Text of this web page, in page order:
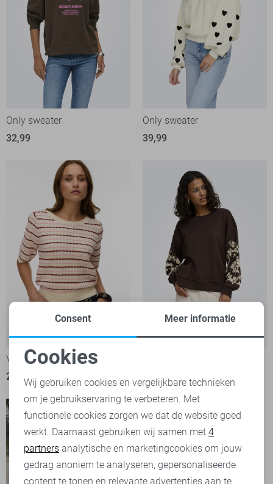
Only sweater
32,99
Only sweater
39,99
Vero Moda Trui
29,99
34,99
Noodzakelijke cookies
Personalisatie cookies
Analytische cookies
Marketing cookies
Consent Meer informatie
Cookies
Wij gebruiken cookies en vergelijkbare technieken
om je gebruikservaring te verbeteren. Met
functionele cookies zorgen we dat de website goed
werkt. Daarnaast gebruiken wij samen met 4
partners analytische en marketingcookies om jouw
gedrag anoniem te analyseren, gepersonaliseerde
content te tonen en relevante advertenties aan te